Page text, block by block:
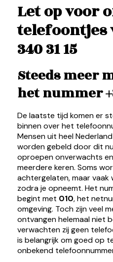
Let op voor
telefoontjes
340 31 15
Steeds meer
het nummer
De laatste tijd komen er
binnen over het
Mensen uit heel
worden gebeld door dit
oproepen onverwachts
meerdere keren. Soms
achtergelaten, maar
zodra je opneemt. Het
begint met 010, het
omgeving. Toch zijn veel
ontvangen helemaal niet
verwachten zij geen
is belangrijk om goed op
onbekend